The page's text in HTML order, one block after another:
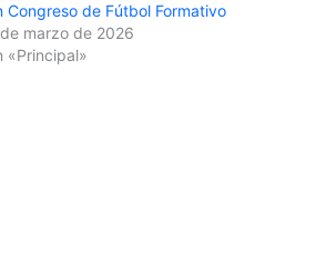
Congreso de Fútbol Formativo
marzo de 2026
«Principal»